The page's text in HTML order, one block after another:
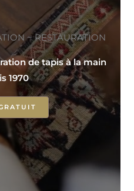
~ RESTAURATION
de tapis à la main
1970